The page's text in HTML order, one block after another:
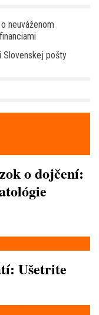
neuváženom
Slovenskej pošty
o dojčení:
Ušetrite